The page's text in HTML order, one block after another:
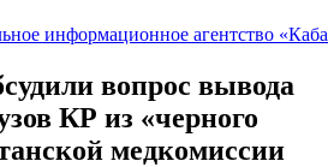
вопрос вывода
КР из «черного
медкомиссии